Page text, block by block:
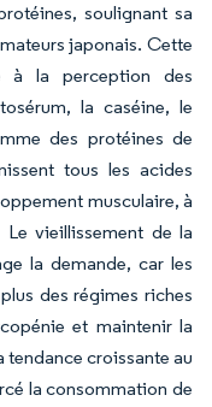
soulignant sa
japonais. Cette
à la perception des
la caséine, le
des protéines de
tous les acides
musculaire, à
vieillissement de la
la demande, car les
des régimes riches
et maintenir la
tendance croissante au
la consommation de